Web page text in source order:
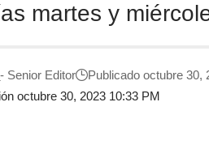
martes y
octubre 30, 2023 10:33 PM
- Senior Editor Publicado octubre 30,